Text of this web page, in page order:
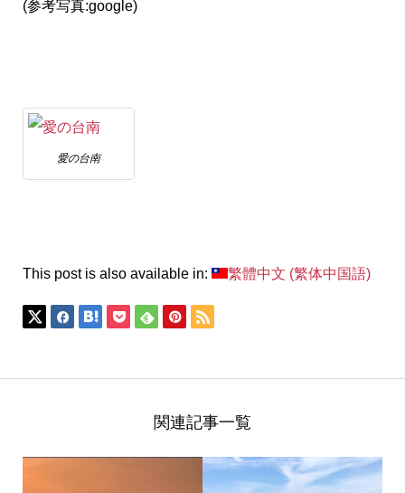
(参考写真:google)
愛の台南
This post is also available in: 繁體中文 (繁体中国語)
関連記事一覧